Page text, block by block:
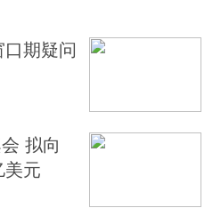
期疑问
拟向
美元